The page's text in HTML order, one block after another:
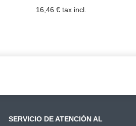
16,46 € tax incl.
SERVICIO DE ATENCIÓN AL